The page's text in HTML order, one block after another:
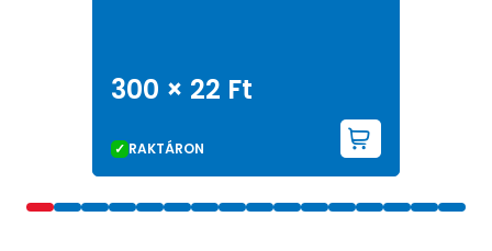
300 × 22 Ft
RAKTÁRON